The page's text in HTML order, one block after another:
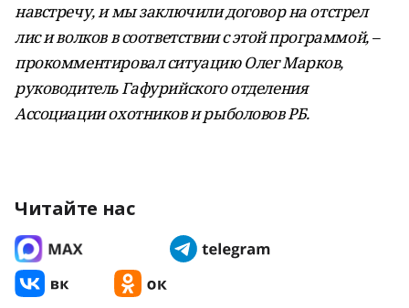
навстречу, и мы заключили договор на отстрел
лис и волков в соответствии с этой программой, –
прокомментировал ситуацию Олег Марков,
руководитель Гафурийского от­деления
Ассоциации охотников и рыболовов РБ.
Читайте нас